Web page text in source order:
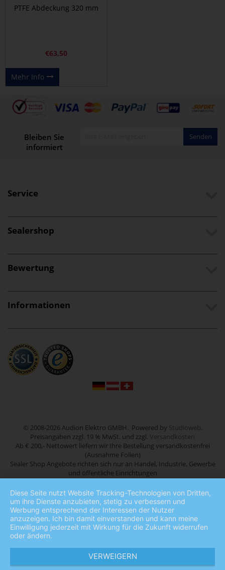
PTFE Abdeckung 320 mm
€63,50
Mehr Info
Bleiben Sie
informiert
Senden
Service
Sealershop
Bewertung
Informationen
© 2008-2026 Audion Elektro GMBH. Powered by Studioweb.
Preisangaben zzgl. 19 % MwSt. und zzgl. Versandkosten
Ab € 200,- Nettowert liefern wir Ihre Bestellung versandkostenfrei
(Ausnahme Folien)
Sealer Shop Angebote richten sich nur an Handel, Industrie, Gewerbe
und öffentliche Einrichtungen
Diese Seite nutzt Website Tracking-Technologien von Dritten,
um ihre Dienste anzubieten, stetig zu verbessern und
Werbung entsprechend der Interessen der Nutzer
anzuzeigen. Ich bin damit einverstanden und kann meine
Einwilligung jederzeit mit Wirkung für die Zukunft widerrufen
oder ändern.
VERWEIGERN